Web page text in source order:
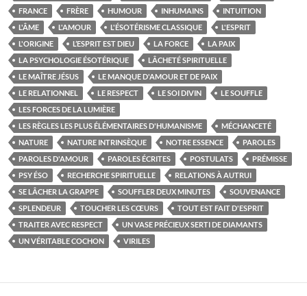
FRANCE
FRÈRE HUMOUR INHUMAINS
INTUITION
L'ÂME
L'AMOUR L'ÉSOTÉRISME CLASSIQUE
L'ESPRIT
L'ORIGINE
L’ESPRIT EST DIEU LA FORCE
LA PAIX
LA PSYCHOLOGIE ÉSOTÉRIQUE
LÂCHETÉ SPIRITUELLE
LE MAÎTRE JÉSUS
LE MANQUE D'AMOUR ET DE PAIX
LE RELATIONNEL
LE RESPECT LE SOI DIVIN
LE SOUFFLE
LES FORCES DE LA LUMIÈRE
LES RÈGLES LES PLUS ÉLÉMENTAIRES D'HUMANISME
MÉCHANCETÉ
NATURE
NATURE INTRINSÈQUE NOTRE ESSENCE
PAROLES
PAROLES D'AMOUR
PAROLES ÉCRITES POSTULATS
PRÉMISSE
PSY ÉSO
RECHERCHE SPIRITUELLE
RELATIONS À AUTRUI
SE LÂCHER LA GRAPPE
SOUFFLER DEUX MINUTES
SOUVENANCE
SPLENDEUR
TOUCHER LES CŒURS
TOUT EST FAIT D'ESPRIT
TRAITER AVEC RESPECT
UN VASE PRÉCIEUX SERTI DE DIAMANTS
UN VÉRITABLE COCHON
VIRILES